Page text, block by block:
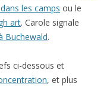
les camps ou le
art. Carole signale
Buchewald.
ci-dessous et
, et plus